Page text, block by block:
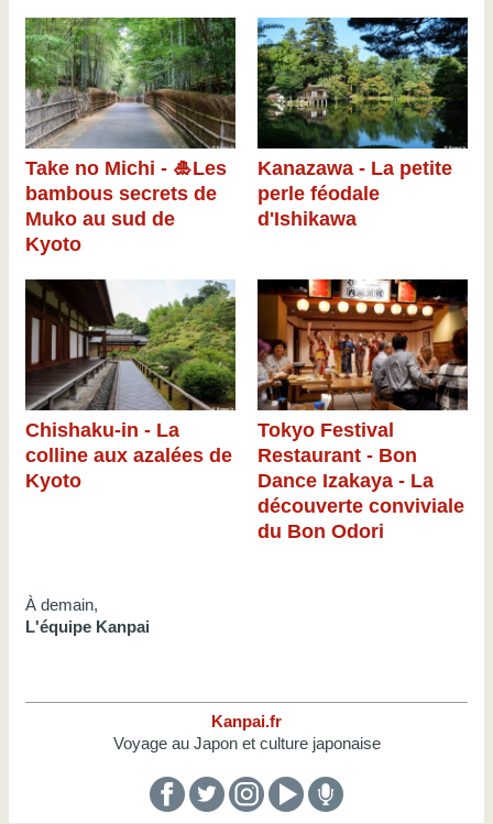
Take no Michi - 🎍Les
bambous secrets de
Muko au sud de
Kyoto
Kanazawa - La petite
perle féodale
d'Ishikawa
Chishaku-in - La
colline aux azalées de
Kyoto
Tokyo Festival
Restaurant - Bon
Dance Izakaya - La
découverte conviviale
du Bon Odori
À demain,
L'équipe Kanpai
Kanpai.fr
Voyage au Japon et culture japonaise